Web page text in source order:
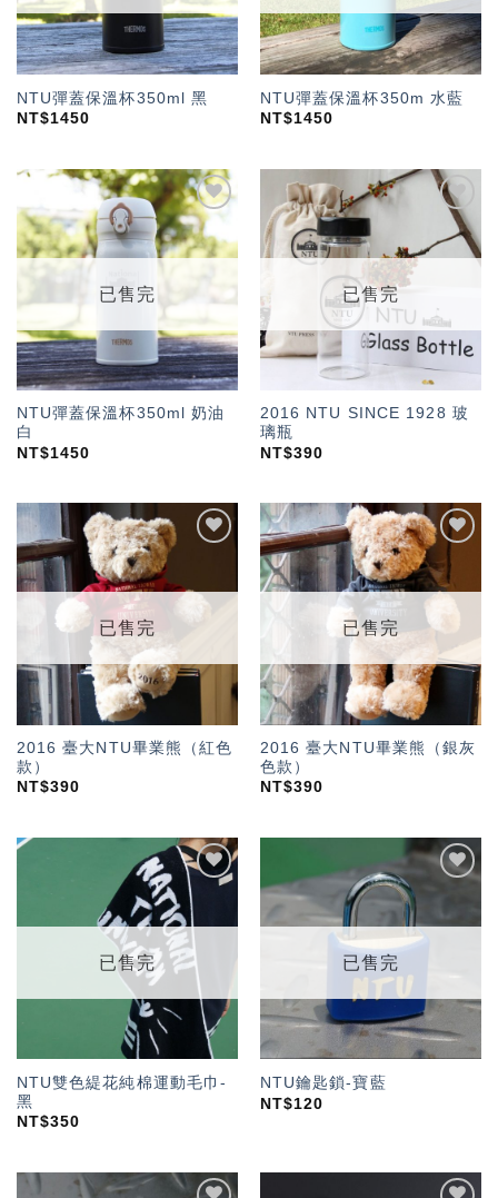
NTU彈蓋保溫杯350ml 黑
NT$1450
NTU彈蓋保溫杯350m 水藍
NT$1450
加入
「願
望輕
已售完
NTU彈蓋保溫杯350ml 奶油
白
NT$1450
加入
「願
望輕
已售完
2016 NTU SINCE 1928 玻
璃瓶
NT$390
望輕
已售完
2016 臺大NTU畢業熊（紅色
款）
NT$390
「願
望輕
已售完
2016 臺大NTU畢業熊（銀灰
色款）
NT$390
望輕
已售完
NTU雙色緹花純棉運動毛巾-
黑
NT$350
望輕
已售完
NTU鑰匙鎖-寶藍
NT$120